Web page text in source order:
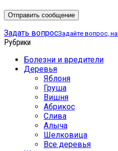
Задать вопросЗадайте вопрос,
Рубрики
Болезни и вредители
Деревья
Яблоня
Груша
Вишня
Абрикос
Слива
Алыча
Шелковица
Все деревья